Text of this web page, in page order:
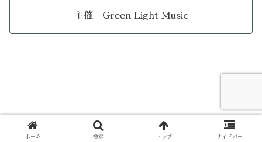
主催 Green Light Music
© 2024 Green Light Music.
ホーム 検索 トップ サイドバー